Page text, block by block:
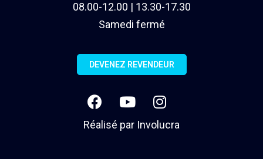
08.00-12.00 | 13.30-17.30
Samedi fermé
DEVENEZ REVENDEUR
Réalisé par Involucra